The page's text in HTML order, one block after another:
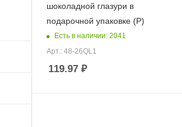
шоколадной глазури в
подарочной упаковке (Р)
Есть в наличии: 2041
Арт.: 48-26QL1
119.97 ₽